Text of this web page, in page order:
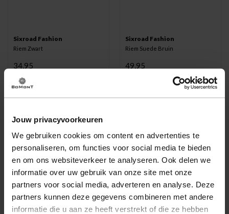
Jouw privacyvoorkeuren
We gebruiken cookies om content en advertenties te
personaliseren, om functies voor social media te bieden
en om ons websiteverkeer te analyseren. Ook delen we
informatie over uw gebruik van onze site met onze
partners voor social media, adverteren en analyse. Deze
partners kunnen deze gegevens combineren met andere
informatie die u aan ze heeft verstrekt of die ze hebben
Sixroad Fashion
Riem Zwart
34,95
Sixroad Fashion
Riem Suede Bruin
49,95